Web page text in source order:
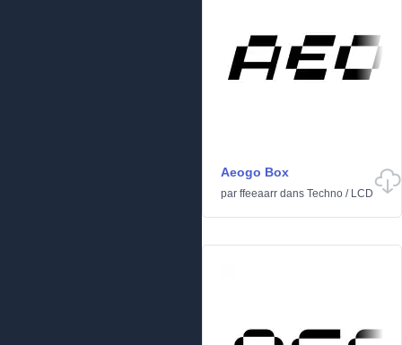
Aeogo Box
par ffeeaarr dans Techno / LCD